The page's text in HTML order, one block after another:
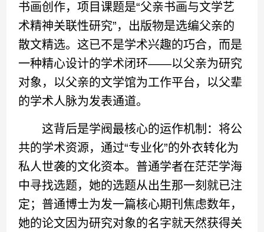
书画创作，项目课题是“父亲书画与文学艺
术精神关联性研究”，出版物是选编父亲的
散文精选。这已不是学术兴趣的巧合，而是
一种精心设计的学术闭环——以父亲为研究
对象，以父亲的文学馆为工作平台，以父辈
的学术人脉为发表通道。
这背后是学阀最核心的运作机制：将公
共的学术资源，通过“专业化”的外衣转化为
私人世袭的文化资本。普通学者在茫茫学海
中寻找选题，她的选题从出生那一刻就已注
定；普通博士为发一篇核心期刊焦虑数年，
她的论文因为研究对象的名字就天然获得关